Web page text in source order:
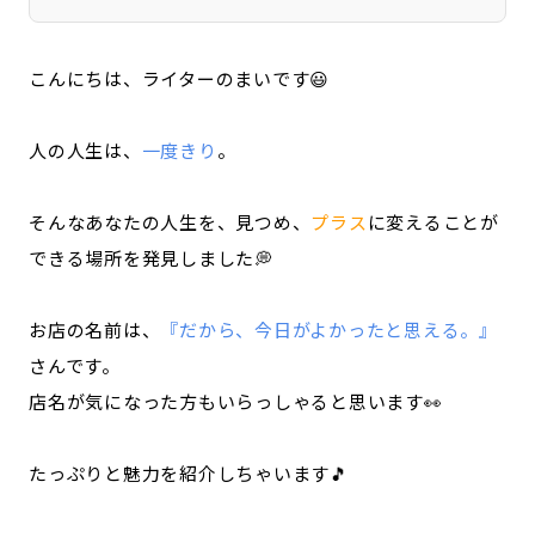
こんにちは、ライターのまいです😃
人の人生は、 一度きり 。
そんなあなたの人生を、見つめ、 プラス に変えることが
できる場所を発見しました💭
お店の名前は、
『だから、今日がよかったと思える。』
さんです。
店名が気になった方もいらっしゃると思います👀
たっぷりと魅力を紹介しちゃいます🎵